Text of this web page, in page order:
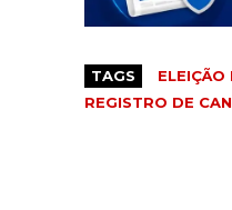
TAGS
REGISTRO DE